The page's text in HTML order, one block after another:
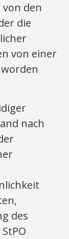
den
die
von einer
nach
des